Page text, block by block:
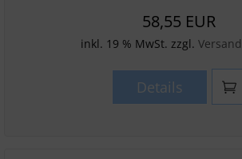
58,55 EUR
inkl. 19 % MwSt. zzgl.
Details